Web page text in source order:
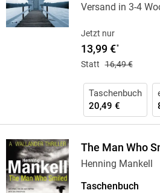
Versand in 3-4
Jetzt nur
13,99 €*
Statt 16,49 €
Taschenbuch
20,49 €
The Man Who
Henning Mankell
Taschenbuch